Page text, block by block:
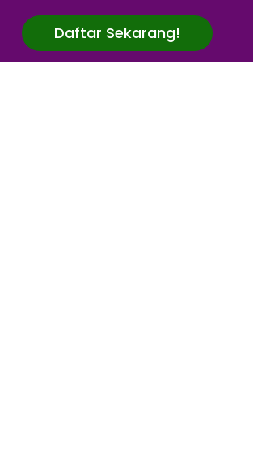
Daftar Sekarang!